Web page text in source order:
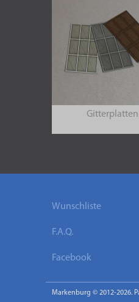
Gitterplatten
Wunschliste
F.A.Q.
Facebook
Markenburg © 2012-2026.